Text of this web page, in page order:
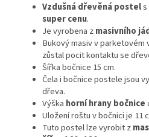
Vzdušná dřevěná postel
super cenu.
Je vyrobena zmasivního
Bukový masiv v
zůstal pocit kontaktu se
Šířka bočnice 15 cm.
Čela i bočnice postele jsou
dřeva.
Výška horní hrany bočnice
Uložení roštu v bočnici je 11
Tuto postel lze vyrobit z